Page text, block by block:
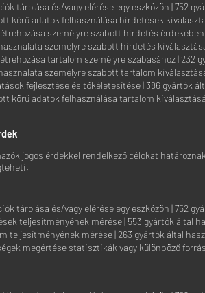
tárolása és/vagy elérése egy eszközön | 752
körű adatok felhasználása hirdetések
személyre szabott hirdetés
személyre szabott hirdetés
tartalom személyre szabásához | 232
személyre szabott tartalom
fejlesztése és tökéletesítése | 386 gyártók
körű adatok felhasználása tartalom
jogos érdekkel rendelkező célokat
tárolása és/vagy elérése egy eszközön | 752
teljesítményének mérése | 553 gyártók által
teljesítményének mérése | 263 gyártók által
megértése statisztikák vagy különböző